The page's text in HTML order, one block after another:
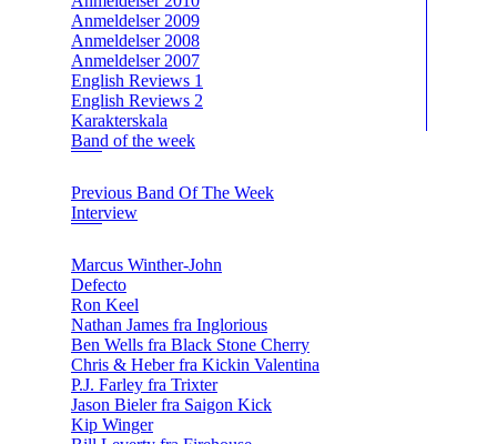
Anmeldelser 2009
Anmeldelser 2008
Anmeldelser 2007
English Reviews 1
English Reviews 2
Karakterskala
Band of the week
Previous Band Of The Week
Interview
Marcus Winther-John
Defecto
Ron Keel
Nathan James fra Inglorious
Ben Wells fra Black Stone Cherry
Chris & Heber fra Kickin Valentina
P.J. Farley fra Trixter
Jason Bieler fra Saigon Kick
Kip Winger